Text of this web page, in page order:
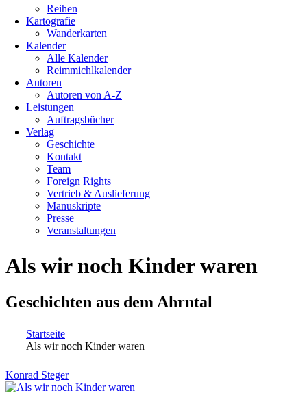
Reihen
Kartografie
Wanderkarten
Kalender
Alle Kalender
Reimmichlkalender
Autoren
Autoren von A-Z
Leistungen
Auftragsbücher
Verlag
Geschichte
Kontakt
Team
Foreign Rights
Vertrieb & Auslieferung
Manuskripte
Presse
Veranstaltungen
Als wir noch Kinder waren
Geschichten aus dem Ahrntal
Sie sind hier
Startseite
Als wir noch Kinder waren
Konrad Steger